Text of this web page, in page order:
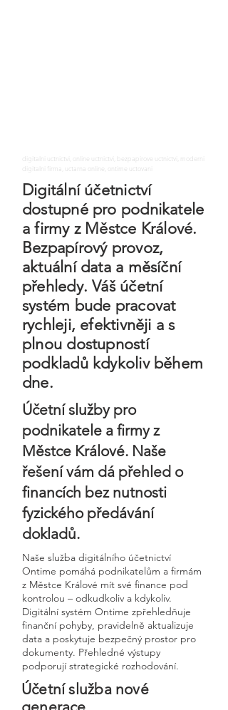
digitalni uctnictvi, online uctnictvi, bezpapirove uctnictvi, moderni
digitalni firma, uctarna online, ontime uctovani
Digitální účetnictví
dostupné pro podnikatele
a firmy z Městce Králové.
Bezpapírový provoz,
aktuální data a měsíční
přehledy. Váš účetní
systém bude pracovat
rychleji, efektivněji a s
plnou dostupností
podkladů kdykoliv během
dne.
Účetní služby pro
podnikatele a firmy z
Městce Králové. Naše
řešení vám dá přehled o
financích bez nutnosti
fyzického předávání
dokladů.
Naše služba digitálního účetnictví
Ontime pomáhá podnikatelům a firmám
z Městce Králové mít své finance pod
kontrolou – odkudkoliv a kdykoliv.
Digitální systém Ontime zpřehledňuje
finanční pohyby, pravidelně aktualizuje
data a poskytuje bezpečný prostor pro
dokumenty. Přehledné výstupy
podporují strategické rozhodování.
Účetní služba nové